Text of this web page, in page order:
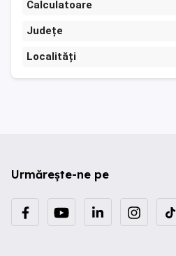
Calculatoare
Județe
Localități
Urmărește-ne pe